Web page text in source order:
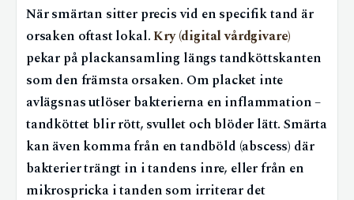
När smärtan sitter precis vid en specifik tand är
orsaken oftast lokal.Kry (digital vårdgivare)
pekar på plackansamling längs tandköttskanten
som den främsta orsaken. Om placket inte
avlägsnas utlöser bakterierna en inflammation –
tandköttet blir rött, svullet och blöder lätt. Smärta
kan även komma från en tandböld (abscess) där
bakterier trängt in i tandens inre, eller från en
mikrospricka i tanden som irriterar det